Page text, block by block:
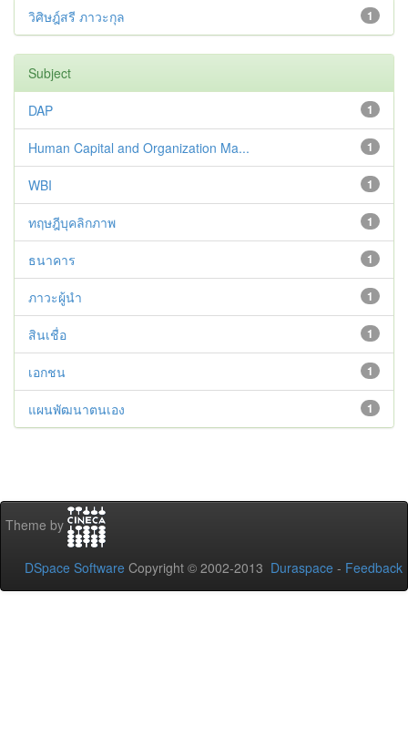
1
วิศิษฎ์สรี ภาวะกุล
Subject
1
DAP
1
Human Capital and Organization Ma...
1
WBI
1
ทฤษฎีบุคลิกภาพ
1
ธนาคาร
1
ภาวะผู้นำ
1
สินเชื่อ
1
เอกชน
1
แผนพัฒนาตนเอง
Theme by
DSpace Software Copyright © 2002-2013 Duraspace - Feedback